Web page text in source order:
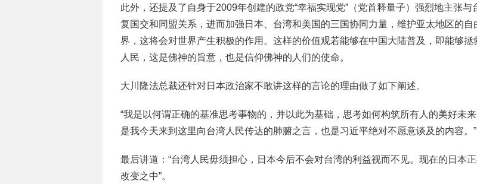
此外，还提及了自身于2009年创建的政党“幸福实现党”（党首释量子）强烈地主张与
复国交和同盟关系，进而加强日本、台湾和美国的三国协同力量，维护亚太地区的自
界，这将会对世界产生积极的作用。这样的价值观若能够在中国大陆普及，即能够拯
人民，这是佛神的旨意，也是信仰佛神的人们的使命。
大川隆法总裁还针对日本政治家不敢讲这样的言论的理由做了如下阐述。
“我是以何谓正确的基准思考事物的，并以此为基础，思考如何构筑所有人的美好未
是我今天来到这里向台湾人民传达的肺腑之言，也是习近平绝对不愿意谈及的内容。”
最后讲道：“台湾人民毋须担心，日本今后不会对台湾的利益视而不见。现在的日本
改变之中”。